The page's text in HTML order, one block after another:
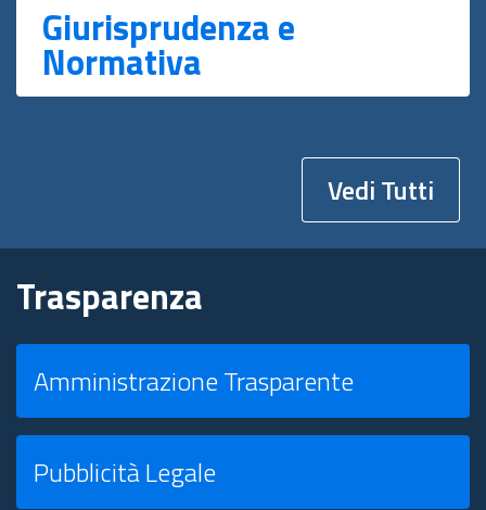
Giurisprudenza e
Normativa
Vedi Tutti
Trasparenza
Amministrazione Trasparente
Pubblicità Legale